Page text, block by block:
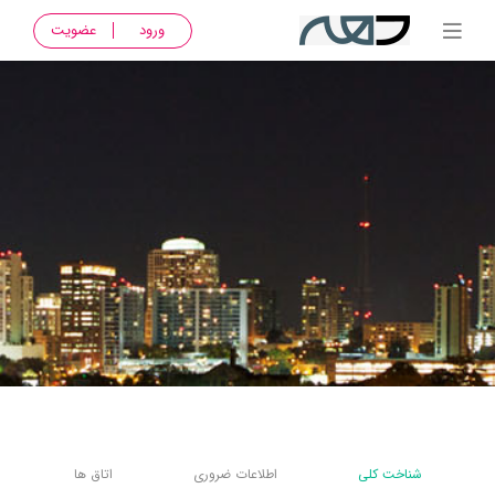
ورود عضویت
شناخت کلی اطلاعات ضروری اتاق ها